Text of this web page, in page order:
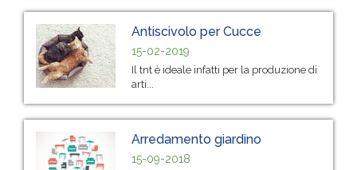
Antiscivolo per Cucce
15-02-2019
Il tnt è ideale infatti per la produzione di
arti...
Arredamento giardino
15-09-2018